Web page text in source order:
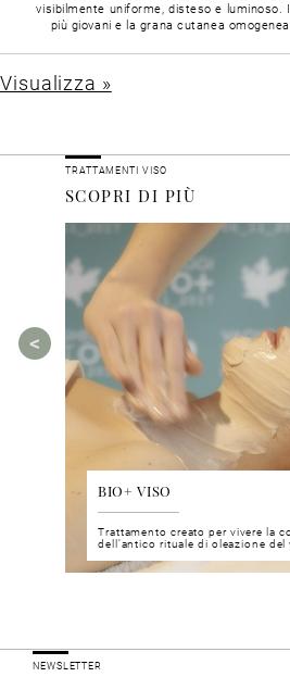
visibilmente uniforme, disteso e luminoso.
più giovani e la grana cutanea
Visualizza »
TRATTAMENTI VISO
SCOPRI DI PIÙ
BIO+ VISO
Trattamento creato per vivere la
dell’antico rituale di oleazione del
NEWSLETTER